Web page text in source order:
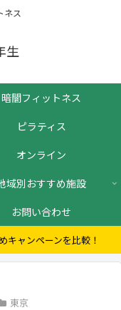
ネス
生
暗闇フィットネス
ピラティス
オンライン
域別おすすめ施設
お問い合わせ
キャンペーンを比較！
東京